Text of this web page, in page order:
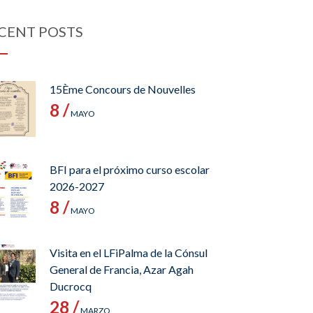
POSTS
15Ème Concours de Nouvelles
8 /MAYO
BFI para el próximo curso escolar
2026-2027
8 /MAYO
Visita en el LFiPalma de la Cónsul
General de Francia, Azar Agah
Ducrocq
28 /MARZO